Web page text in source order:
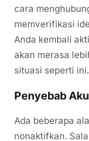
cara
memverifikasi
Anda kembali
akan merasa
situasi seperti ini.
Penyebab
Ada beberapa
nonaktifkan.